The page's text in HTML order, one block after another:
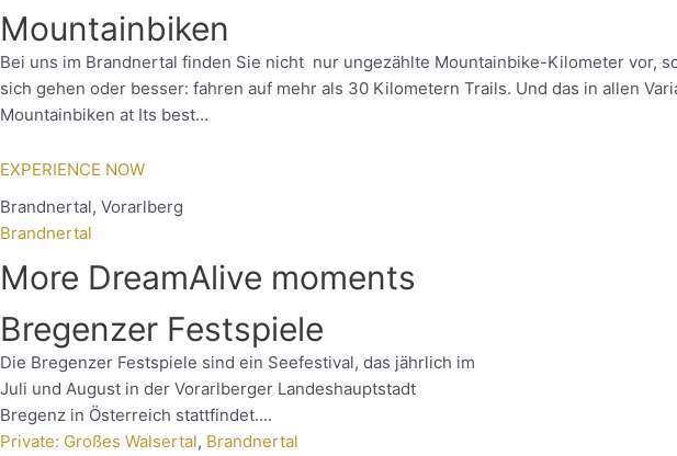
Mountainbiken
Bei uns im Brandnertal finden Sie nicht nur ungezählte Mountainbike-Kilometer vor,
sich gehen oder besser: fahren auf mehr als 30 Kilometern Trails. Und das in allen
Mountainbiken at Its best…
EXPERIENCE NOW
Brandnertal, Vorarlberg
Brandnertal
More DreamAlive moments
Bregenzer Festspiele
Die Bregenzer Festspiele sind ein Seefestival, das jährlich im
Juli und August in der Vorarlberger Landeshauptstadt
Bregenz in Österreich stattfindet....
Private: Großes Walsertal, Brandnertal